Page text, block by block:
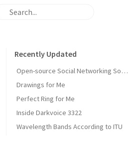
Recently Updated
Open-source Social Networking Software
Drawings for Me
Perfect Ring for Me
Inside Darkvoice 3322
Wavelength Bands According to ITU